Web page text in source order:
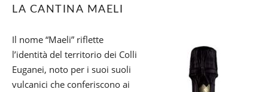
LA CANTINA MAELI
Il nome “Maeli” riflette
l’identità del territorio dei Colli
Euganei, noto per i suoi suoli
vulcanici che conferiscono ai